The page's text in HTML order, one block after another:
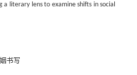
literary lens to examine shifts in social
书写